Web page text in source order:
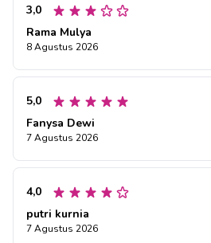
3,0
Rama Mulya
8 Agustus 2026
5,0
Fanysa Dewi
7 Agustus 2026
4,0
putri kurnia
7 Agustus 2026